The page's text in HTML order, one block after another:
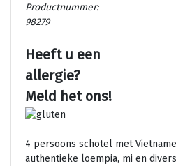
Productnummer:
98279
Heeft u een
allergie?
Meld het ons!
4 persoons schotel met
authentieke loempia, mi en